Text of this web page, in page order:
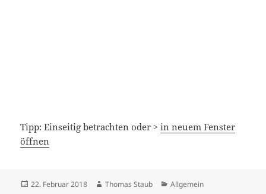
Tipp: Einseitig betrachten oder >in neuem Fenster
öffnen
Veröffentlicht
22. Februar 2018 Autor
Thomas Staub Kategorien
Allgemein